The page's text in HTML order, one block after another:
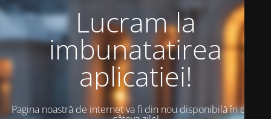
Lucram la
imbunatatirea
aplicatiei!
Pagina noastră de internet va fi din nou disponibilă în doar